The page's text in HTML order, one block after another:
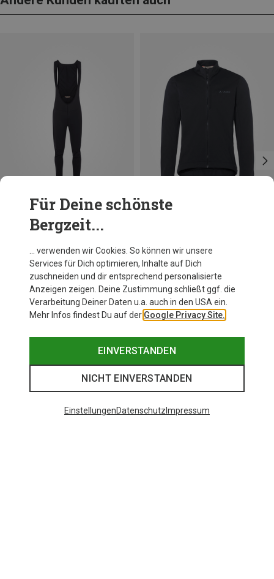
Herren Posta Warm II Bib lang
164,95 €
M XL XXL
Vaude
Herren Kuro Softshell II Jacke
169,95 €
Für Deine schönste
Bergzeit...
… verwenden wir Cookies. So können wir unsere
Services für Dich optimieren, Inhalte auf Dich
zuschneiden und dir entsprechend personalisierte
Anzeigen zeigen. Deine Zustimmung schließt ggf. die
Verarbeitung Deiner Daten u.a. auch in den USA ein.
Mehr Infos findest Du auf der Google Privacy Site.
EINVERSTANDEN
NICHT EINVERSTANDEN
EinstellungenDatenschutz Impressum